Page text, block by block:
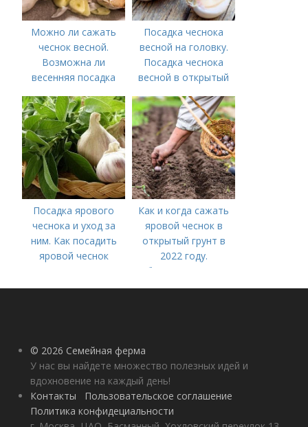
Можно ли сажать
чеснок весной.
Возможна ли
весенняя посадка
лучше делать
Посадка чеснока
весной на головку.
Посадка чеснока
весной в открытый
Посадка ярового
чеснока и уход за
ним. Как посадить
яровой чеснок
Как и когда сажать
яровой чеснок в
открытый грунт в
2022 году.
Добавление статьи в
новую подборку
© 2026 Семейная ферма
У нас вы найдете множество полезных идей и
вдохновение на каждый день!
Контакты
Пользовательское соглашение
Политика конфидециальности